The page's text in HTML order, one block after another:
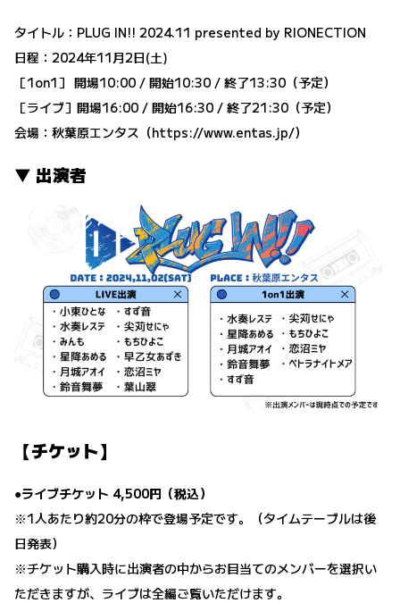
タイトル：PLUG IN!! 2024.11 presented by RIONECTION
日程：2024年11月2日(土)
［1on1］ 開場10:00 / 開始10:30 / 終了13:30（予定）
［ライブ］開場16:00 / 開始16:30 / 終了21:30（予定）
会場：秋葉原エンタス（https://www.entas.jp/）
▼ 出演者
【チケット】
●ライブチケット 4,500円（税込）
※1人あたり約20分の枠で登場予定です。（タイムテーブルは後
日発表）
※チケット購入時に出演者の中からお目当てのメンバーを選択い
ただきますが、ライブは全編ご覧いただけます。